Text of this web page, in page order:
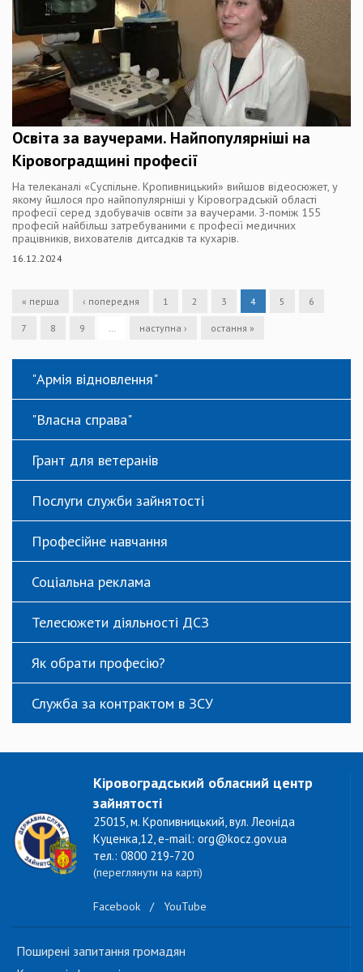
Освіта за ваучерами. Найпопулярніші на
Кіровоградщині професії
На телеканалі «Суспільне. Кропивницький» вийшов відеосюжет, у
якому йшлося про найпопулярніші у Кіровоградській області
професії серед здобувачів освіти за ваучерами. З-поміж 155
професій найбільш затребуваними є професії медичних
працівників, вихователів дитсадків та кухарів.
16.12.2024
« перша ‹ попередня 1 2 3 4 5 6
7 8 9 … наступна › остання »
"Армія відновлення"
"Власна справа"
Грант для ветеранів
Послуги служби зайнятості
Професійне навчання
Соціальна реклама
Телесюжети діяльності ДСЗ
Як обрати професію?
Служба за контрактом в ЗСУ
Кіровоградський обласний центр
зайнятості
25015, м. Кропивницький, вул. Леоніда
Куценка,12, e-mail: org@kocz.gov.ua
тел.: 0800 219-720
(переглянути на карті)
Facebook / YouTube
Поширені запитання громадян